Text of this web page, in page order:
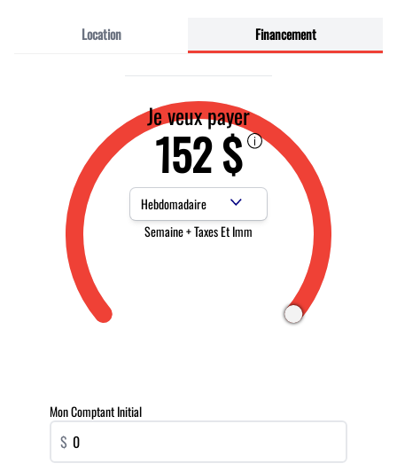
Location Financement
Je veux payer
152 $
Fréquence des paiements
Semaine + Taxes Et Imm
Mon Comptant Initial
$